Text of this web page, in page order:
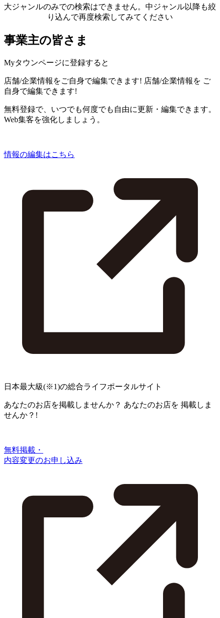
大ジャンルのみでの検索はできません。中ジャンル以降も絞
り込んで再度検索してみてください
事業主の皆さま
Myタウンページに登録すると
店舗/企業情報をご自身で編集できます! 店舗/企業情報を ご
自身で編集できます!
無料登録で、いつでも何度でも自由に更新・編集できます。
Web集客を強化しましょう。
情報の編集はこちら
日本最大級(※1)の総合ライフポータルサイト
あなたのお店を掲載しませんか？ あなたのお店を 掲載しま
せんか？!
無料掲載・
内容変更のお申し込み